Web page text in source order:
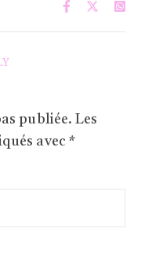
publiée. Les
avec *